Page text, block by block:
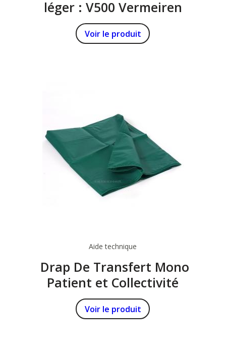
léger : V500 Vermeiren
Voir le produit
Aide technique
Drap De Transfert Mono
Patient et Collectivité
Voir le produit